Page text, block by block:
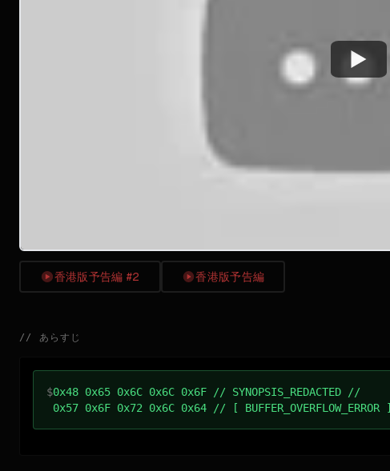
Watch
香港版予告編 #2 香港版予告編
// あらすじ
$0x48 0x65 0x6C 0x6C 0x6F // SYNOPSIS_REDACTED //
0x57 0x6F 0x72 0x6C 0x64 // [ BUFFER_OVERFLOW_ERROR ]